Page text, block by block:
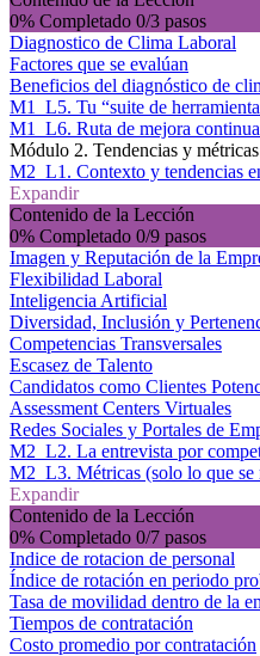
0% Completado 0/3 pasos
Diagnostico de Clima Laboral
Factores que se evalúan
Beneficios del diagnóstico de
M1_L5. Tu “suite de
M1_L6. Ruta de mejora
Módulo 2. Tendencias y
M2_L1. Contexto y tendencias
Expandir
Contenido de la Lección
0% Completado 0/9 pasos
Imagen y Reputación de la
Flexibilidad Laboral
Inteligencia Artificial
Diversidad, Inclusión y
Competencias Transversales
Escasez de Talento
Candidatos como Clientes
Assessment Centers Virtuales
Redes Sociales y Portales de
M2_L2. La entrevista por
M2_L3. Métricas (solo lo que se
Expandir
Contenido de la Lección
0% Completado 0/7 pasos
Indice de rotacion de personal
Índice de rotación en periodo
Tasa de movilidad dentro de la
Tiempos de contratación
Costo promedio por contratación